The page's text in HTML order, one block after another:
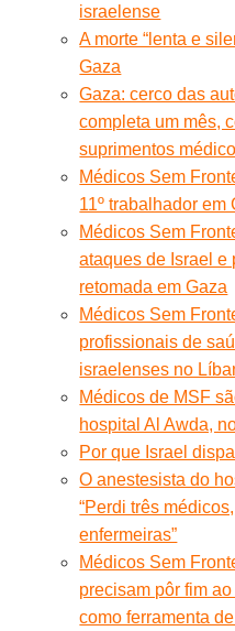
israelense
A morte “lenta e
Gaza
Gaza: cerco das
completa um mês,
suprimentos
Médicos Sem
11º trabalhador em
Médicos Sem
ataques de Israel e
retomada em Gaza
Médicos Sem
profissionais de
israelenses no
Médicos de MSF
hospital Al Awda,
Por que Israel
O anestesista do
“Perdi três
enfermeiras”
Médicos Sem
precisam pôr fim
como ferramenta